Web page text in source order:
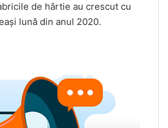
de hârtie au crescut cu
lună din anul 2020.